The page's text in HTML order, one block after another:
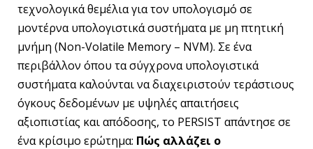
τεχνολογικά θεμέλια για τον υπολογισμό σε
μοντέρνα υπολογιστικά συστήματα με μη πτητική
μνήμη (Non-Volatile Memory – NVM). Σε ένα
περιβάλλον όπου τα σύγχρονα υπολογιστικά
συστήματα καλούνται να διαχειριστούν τεράστιους
όγκους δεδομένων με υψηλές απαιτήσεις
αξιοπιστίας και απόδοσης, το PERSIST απάντησε σε
ένα κρίσιμο ερώτημα: Πώς αλλάζει ο